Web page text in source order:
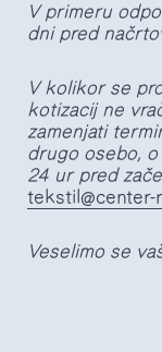
V primeru
dni pred
V kolikor se
kotizacij ne
zamenjati
drugo osebo,
24 ur pred
tekstil@center-
Veselimo se